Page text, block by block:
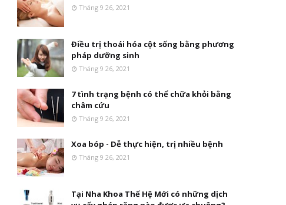
Tháng 9 26, 2021
Điều trị thoái hóa cột sống bằng phương
pháp dưỡng sinh
Tháng 9 26, 2021
7 tình trạng bệnh có thể chữa khỏi bằng
châm cứu
Tháng 9 26, 2021
Xoa bóp - Dễ thực hiện, trị nhiều bệnh
Tháng 9 26, 2021
Tại Nha Khoa Thế Hệ Mới có những dịch